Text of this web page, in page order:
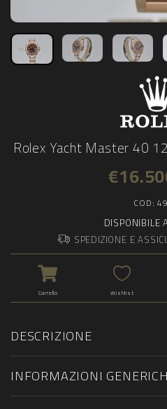
Rolex Yacht Master 40
€
COD:
DISPONIBILE
SPEDIZIONE E
Carrello Wishlist
DESCRIZIONE
INFORMAZIONI